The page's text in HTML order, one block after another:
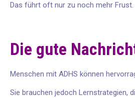
Das führt oft nur zu noch mehr Frust.
Die gute
Menschen mit ADHS können
Sie brauchen jedoch Lernstrategien,